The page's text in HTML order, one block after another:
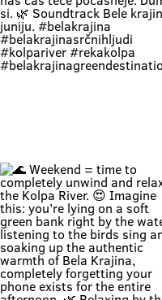
Zapri oči, globoko vdihni. Pri nas
čas teče počasneje. Duma si. 🌿
Soundtrack Bele krajine v juniju.
#belakrajina
#belakrajinasrčnihljudi
#kolpariver #rekakolpa
#belakrajinagreendestination